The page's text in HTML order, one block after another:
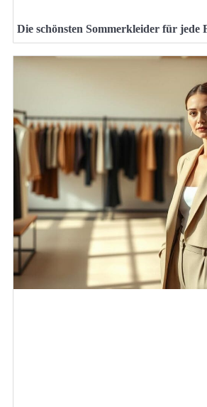
Die schönsten Sommerkleider für jede